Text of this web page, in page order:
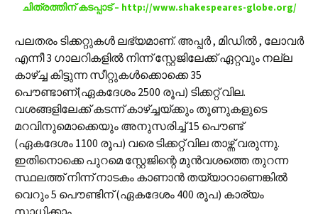
ചിത്രത്തിന് കടപ്പാട് – http://www.shakespeares-globe.org/
പലതരം ടിക്കറ്റുകള്‍ ലഭ്യമാണ്. അപ്പര്‍ , മിഡില്‍ , ലോവര്‍
എന്നീ 3 ഗാലറികളില്‍ നിന്ന് സ്റ്റേജിലേക്ക് ഏറ്റവും നല്ല
കാഴ്ച്ച കിട്ടുന്ന സീറ്റുകള്‍ക്കൊക്കെ 35
പൌണ്ടാണ്(ഏകദേശം 2500 രൂപ) ടിക്കറ്റ് വില.
വശങ്ങളിലേക്ക് കടന്ന് കാഴ്ച്ചയ്ക്കും തൂണുകളുടെ
മറവിനുമൊക്കെയും അനുസരിച്ച് 15 പൌണ്ട്
(ഏകദേശം 1100 രൂപ) വരെ ടിക്കറ്റ് വില താഴ്ന്ന് വരുന്നു.
ഇതിനൊക്കെ പുറമെ സ്റ്റേജിന്റെ മുന്‍‌വശത്തെ തുറന്ന
സ്ഥലത്ത് നിന്ന് നാടകം കാണാന്‍ തയ്യാറാണെങ്കില്‍
വെറും 5 പൌണ്ടിന് (ഏകദേശം 400 രൂപ) കാര്യം
സാധിക്കാം.